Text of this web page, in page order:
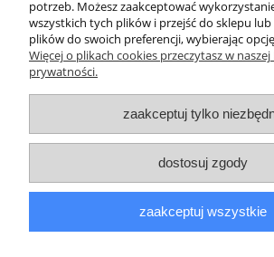
Płatności i dostawa
O nas
cały dla stóp. Sklep działa
roku.
potrzeb. Możesz zaakceptować
wszystkich tych plików i przejść do sklepu
plików do swoich preferencji, wybierając
Więcej o plikach cookies przeczytasz w
prywatności.
zaakceptuj tylko
dostosuj zgody
zaakceptuj wszystkie